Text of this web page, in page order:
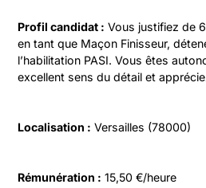
Profil candidat : Vous justifiez de
en tant que Maçon Finisseur,
l’habilitation PASI. Vous êtes
excellent sens du détail et
Localisation : Versailles (78000)
Rémunération : 15,50 €/heure